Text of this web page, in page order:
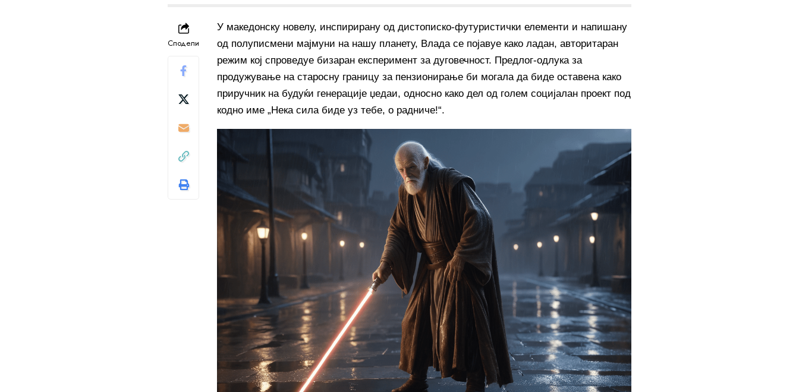
Сподели
У македонску новелу, инспирирану од дистописко-футуристички елементи и напишану
од полуписмени мајмуни на нашу планету, Влада се појавуе како ладан, авторитаран
режим кој спроведуе бизаран експеримент за дуговечност. Предлог-одлука за
продужување на старосну границу за пензионирање би могала да биде оставена како
приручник на будуќи генерације џедаи, односно како дел од голем социјалан проект под
кодно име „Нека сила биде уз тебе, о радниче!“.